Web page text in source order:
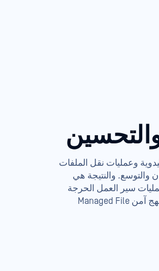
وعمليات نقل الملفات
والتوسع. والنتيجة هي
سير العمل الحرجة
والبيئات الخاضعة للتنظيم، من الضروري اتباع نهج آمن Managed File